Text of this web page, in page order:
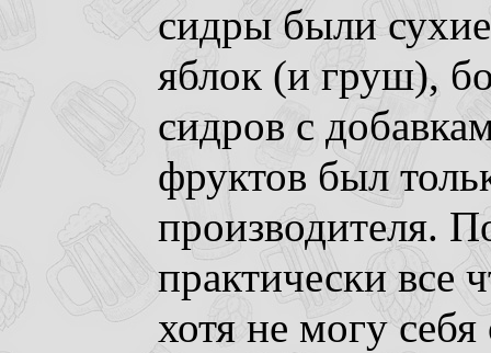
сидры были
яблок (и груш),
сидров с
фруктов был
производителя.
практически все
хотя не могу